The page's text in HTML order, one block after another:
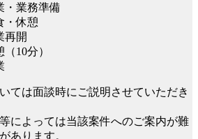
・業務準備
・休憩
再開
（10分）
ては面談時にご説明させていただき
によっては当該案件へのご案内が難
あります。